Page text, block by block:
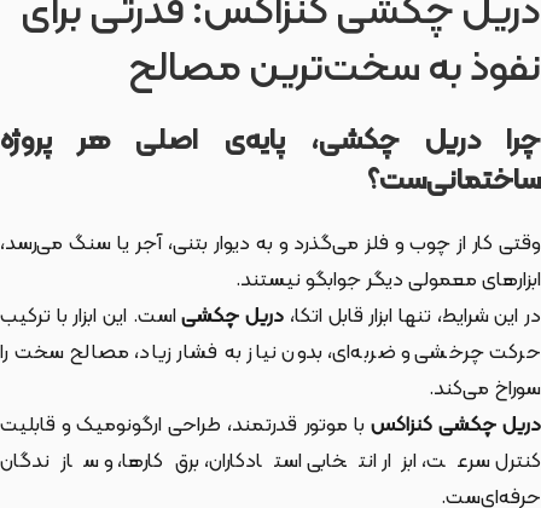
دریل چکشی کنزاکس: قدرتی برای
نفوذ به سخت‌ترین مصالح
چرا دریل چکشی، پایه‌ی اصلی هر پروژه
ساختمانی‌ست؟
وقتی کار از چوب و فلز می‌گذرد و به دیوار بتنی، آجر یا سنگ می‌رسد،
ابزارهای معمولی دیگر جوابگو نیستند.
در این شرایط، تنها ابزار قابل اتکا، دریل چکشیاست. این ابزار با ترکیب
حرکت چرخشی و ضربه‌ای، بدون نیاز به فشار زیاد، مصالح سخت را
سوراخ می‌کند.
دریل چکشی کنزاکس با موتور قدرتمند، طراحی ارگونومیک و قابلیت
کنترل سرعت، ابزار انتخابی استادکاران، برق‌کارها، و سازندگان
حرفه‌ای‌ست.